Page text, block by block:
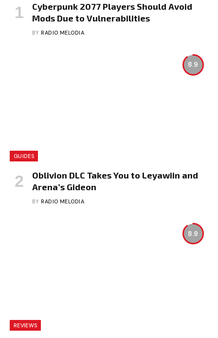
Cyberpunk 2077 Players Should Avoid
Mods Due to Vulnerabilities
BY RADIO MELODIA
8.9
GUIDES
Oblivion DLC Takes You to Leyawiin and
Arena’s Gideon
BY RADIO MELODIA
8.9
REVIEWS